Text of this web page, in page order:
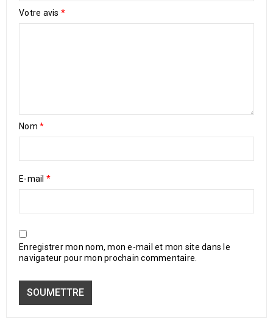
Votre avis *
Nom *
E-mail *
Enregistrer mon nom, mon e-mail et mon site dans le
navigateur pour mon prochain commentaire.